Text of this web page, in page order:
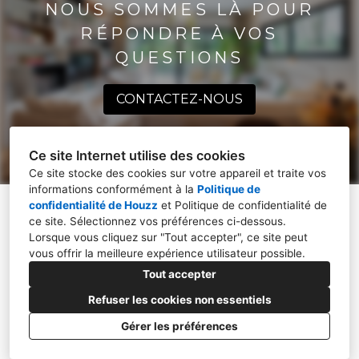
Ce site Internet utilise des cookies
Ce site stocke des cookies sur votre appareil et traite vos
informations conformément à la Politique de
confidentialité de Houzz et Politique de confidentialité de
ce site. Sélectionnez vos préférences ci-dessous.
Lorsque vous cliquez sur "Tout accepter", ce site peut
vous offrir la meilleure expérience utilisateur possible.
Tout accepter
Refuser les cookies non essentiels
Gérer les préférences
NOUS SOMMES LÀ POUR
RÉPONDRE À VOS
QUESTIONS
CONTACTEZ-NOUS
01600, TREVOUX
06 13 81 25 99
celinebizet.archi@gmail.com
CRÉÉ AVEC
Politique de confidentialité
Paramétrage des cookies